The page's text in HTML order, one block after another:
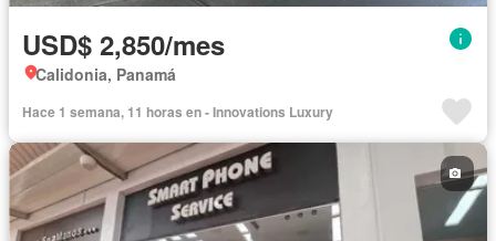
USD$ 2,850/mes
Calidonia, Panamá
Hace 1 semana, 11 horas en - Innovations Luxury